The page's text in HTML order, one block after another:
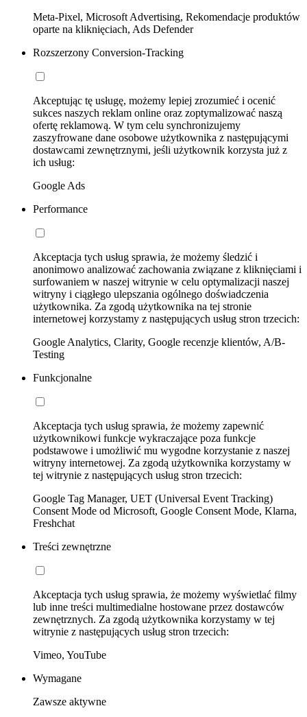
Meta-Pixel, Microsoft Advertising, Rekomendacje produktów
oparte na kliknięciach, Ads Defender
Rozszerzony Conversion-Tracking
Akceptując tę usługę, możemy lepiej zrozumieć i ocenić
sukces naszych reklam online oraz zoptymalizować naszą
ofertę reklamową. W tym celu synchronizujemy
zaszyfrowane dane osobowe użytkownika z następującymi
dostawcami zewnętrznymi, jeśli użytkownik korzysta już z
ich usług:
Google Ads
Performance
Akceptacja tych usług sprawia, że możemy śledzić i
anonimowo analizować zachowania związane z kliknięciami i
surfowaniem w naszej witrynie w celu optymalizacji naszej
witryny i ciągłego ulepszania ogólnego doświadczenia
użytkownika. Za zgodą użytkownika na tej stronie
internetowej korzystamy z następujących usług stron trzecich:
Google Analytics, Clarity, Google recenzje klientów, A/B-
Testing
Funkcjonalne
Akceptacja tych usług sprawia, że możemy zapewnić
użytkownikowi funkcje wykraczające poza funkcje
podstawowe i umożliwić mu wygodne korzystanie z naszej
witryny internetowej. Za zgodą użytkownika korzystamy w
tej witrynie z następujących usług stron trzecich:
Google Tag Manager, UET (Universal Event Tracking)
Consent Mode od Microsoft, Google Consent Mode, Klarna,
Freshchat
Treści zewnętrzne
Akceptacja tych usług sprawia, że możemy wyświetlać filmy
lub inne treści multimedialne hostowane przez dostawców
zewnętrznych. Za zgodą użytkownika korzystamy w tej
witrynie z następujących usług stron trzecich:
Vimeo, YouTube
Wymagane
Zawsze aktywne